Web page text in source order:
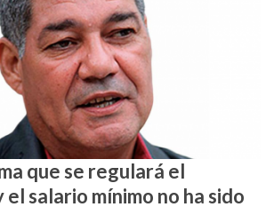
que se regulará el
salario mínimo no ha sido